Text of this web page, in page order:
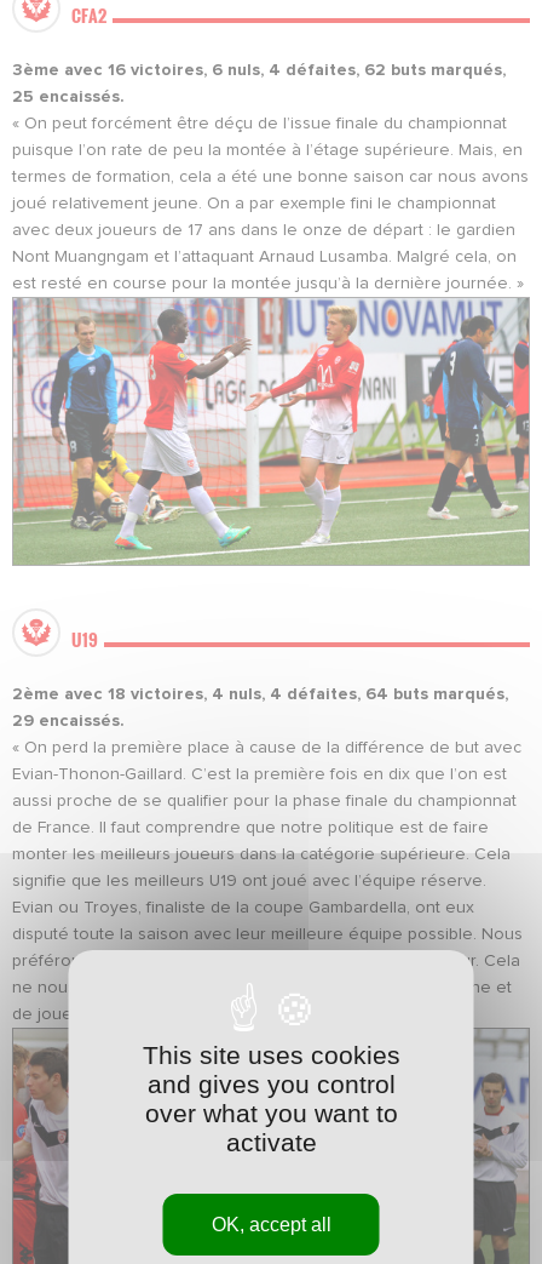
CFA2
3ème avec 16 victoires, 6 nuls, 4 défaites, 62 buts marqués,
25 encaissés.
« On peut forcément être déçu de l’issue finale du championnat
puisque l’on rate de peu la montée à l’étage supérieure. Mais, en
termes de formation, cela a été une bonne saison car nous avons
joué relativement jeune. On a par exemple fini le championnat
avec deux joueurs de 17 ans dans le onze de départ : le gardien
Nont Muangngam et l’attaquant Arnaud Lusamba. Malgré cela, on
est resté en course pour la montée jusqu’à la dernière journée. »
U19
2ème avec 18 victoires, 4 nuls, 4 défaites, 64 buts marqués,
29 encaissés.
« On perd la première place à cause de la différence de but avec
Evian-Thonon-Gaillard. C’est la première fois en dix que l’on est
aussi proche de se qualifier pour la phase finale du championnat
de France. Il faut comprendre que notre politique est de faire
monter les meilleurs joueurs dans la catégorie supérieure. Cela
signifie que les meilleurs U19 ont joué avec l’équipe réserve.
Evian ou Troyes, finaliste de la coupe Gambardella, ont eux
disputé toute la saison avec leur meilleure équipe possible. Nous
préférons valoriser la formation et la progression du joueur. Cela
ne nous a pas empêchés d’inculquer une culture de la gagne et
de jouer le haut de tableau dans les trois catégories. »
This site uses cookies
and gives you control
over what you want to
activate
OK, accept all